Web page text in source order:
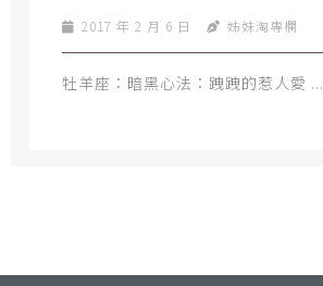
2017 年 2 月 6 日 姊妹淘專欄
牡羊座：暗黑心法：跩跩的惹人愛 ...